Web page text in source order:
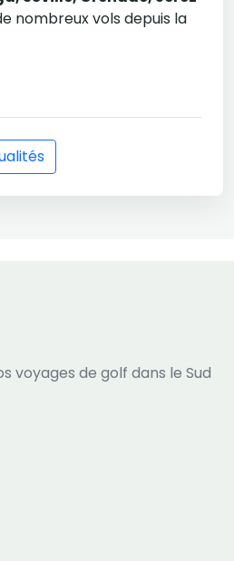
nombreux vols depuis la
voyages de golf dans le Sud